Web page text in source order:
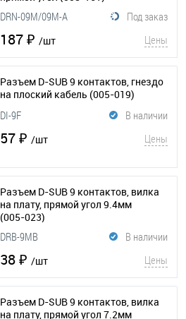
Под заказ
DRN-09M/09M-A
187 ₽ /шт Цены
Разъем D-SUB 9 контактов, гнездо
на плоский кабель (005-019)
В наличии
DI-9F
57 ₽ /шт Цены
Разъем D-SUB 9 контактов, вилка
на плату, прямой угол 9.4мм
(005-023)
В наличии
DRB-9MB
38 ₽ /шт Цены
Разъем D-SUB 9 контактов, вилка
на плату, прямой угол 7.2мм